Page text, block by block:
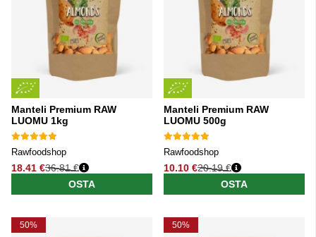
Manteli Premium RAW
LUOMU 1kg
Rawfoodshop
18.41 €
Normaali hinta
36.81 €
OSTA
Manteli Premium RAW
LUOMU 500g
Rawfoodshop
10.10 €
Normaali hinta
20.19 €
OSTA
50% 50%